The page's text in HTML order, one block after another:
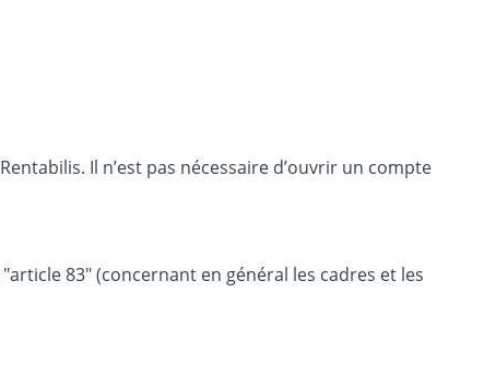
Il n’est pas nécessaire d’ouvrir un compte
83" (concernant en général les cadres et les